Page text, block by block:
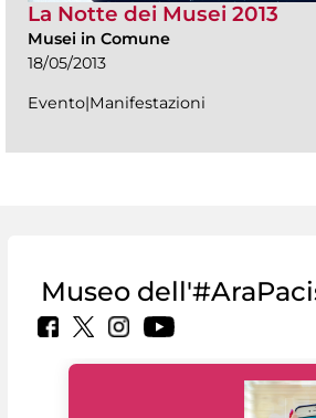
La Notte dei Musei 2013
Musei in Comune
18/05/2013
Evento|Manifestazioni
Museo